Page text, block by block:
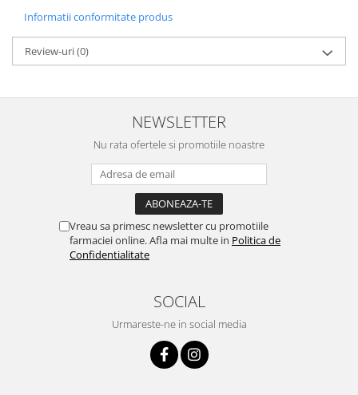
Informatii conformitate produs
Review-uri(0)
NEWSLETTER
Nu rata ofertele si promotiile noastre
Vreau sa primesc newsletter cu promotiile
farmaciei online. Afla mai multe in Politica de
Confidentialitate
SOCIAL
Urmareste-ne in social media